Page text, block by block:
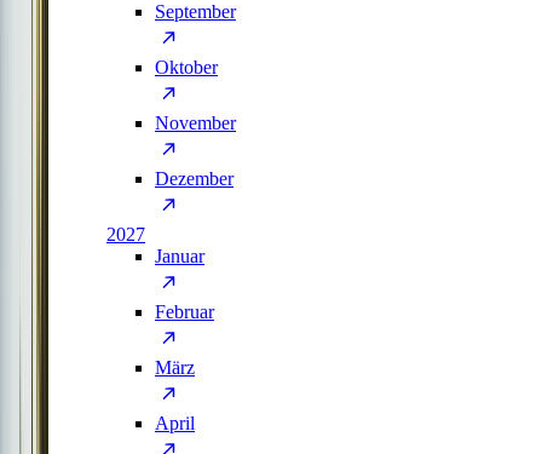
September
Oktober
November
Dezember
2027
Januar
Februar
März
April